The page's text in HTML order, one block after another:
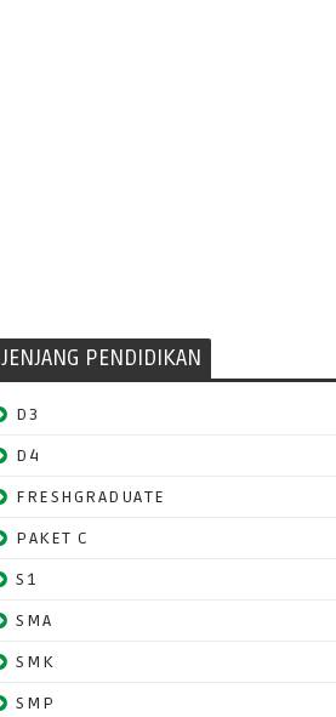
JENJANG PENDIDIKAN
D3
D4
FRESHGRADUATE
PAKET C
S1
SMA
SMK
SMP